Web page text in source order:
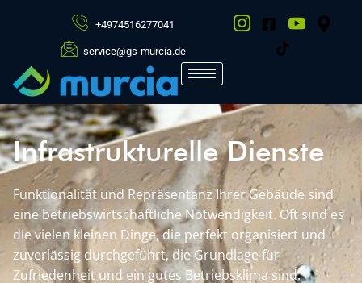
+4974516277041
service@gs-murcia.de
Infrastrukturelle Dienste
Funktionalität und Repräsentanz Ihrer Gebäude sind
eine betriebswirtschaftliche Notwendigkeit. Oft sind es
die vielen kleinen Dinge, die perfekt organisiert und
zuverlässig durchgeführt, die Grundlage für
Zufriedenheit und ein gutes Betriebsklima sind.